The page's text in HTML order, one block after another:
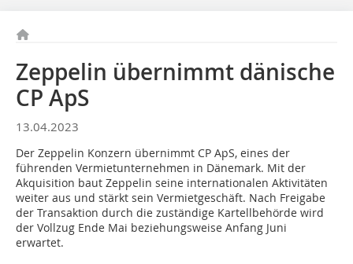
Zeppelin übernimmt dänische
CP ApS
13.04.2023
Der Zeppelin Konzern übernimmt CP ApS, eines der
führenden Vermietunternehmen in Dänemark. Mit der
Akquisition baut Zeppelin seine internationalen Aktivitäten
weiter aus und stärkt sein Vermietgeschäft. Nach Freigabe
der Transaktion durch die zuständige Kartellbehörde wird
der Vollzug Ende Mai beziehungsweise Anfang Juni
erwartet.